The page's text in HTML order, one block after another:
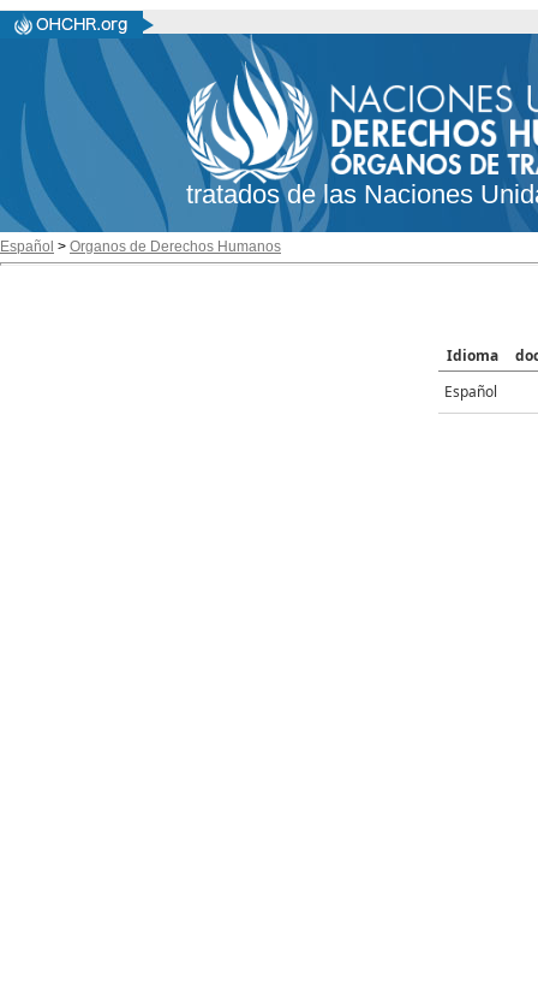
tratados de las Naciones
Español > Organos de Derechos Humanos
Idioma
Español